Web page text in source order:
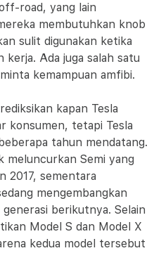
road, yang lain
membutuhkan knob
sulit digunakan ketika
kerja. Ada juga salah satu
kemampuan amfibi.
kapan Tesla
konsumen, tetapi Tesla
tahun mendatang.
meluncurkan Semi yang
2017, sementara
mengembangkan
berikutnya. Selain
Model S dan Model X
kedua model tersebut